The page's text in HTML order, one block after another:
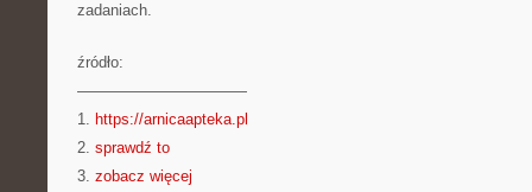
zadaniach.
źródło:
———————————
1. https://arnicaapteka.pl
2. sprawdź to
3. zobacz więcej